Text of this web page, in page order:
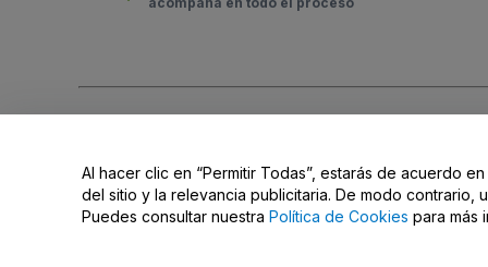
No compartir mi información personal ni tus opciones de
Al hacer clic en “Permitir Todas”, estarás de acuerdo
del sitio y la relevancia publicitaria. De modo contrario,
Puedes consultar nuestra Política de Cookies para más